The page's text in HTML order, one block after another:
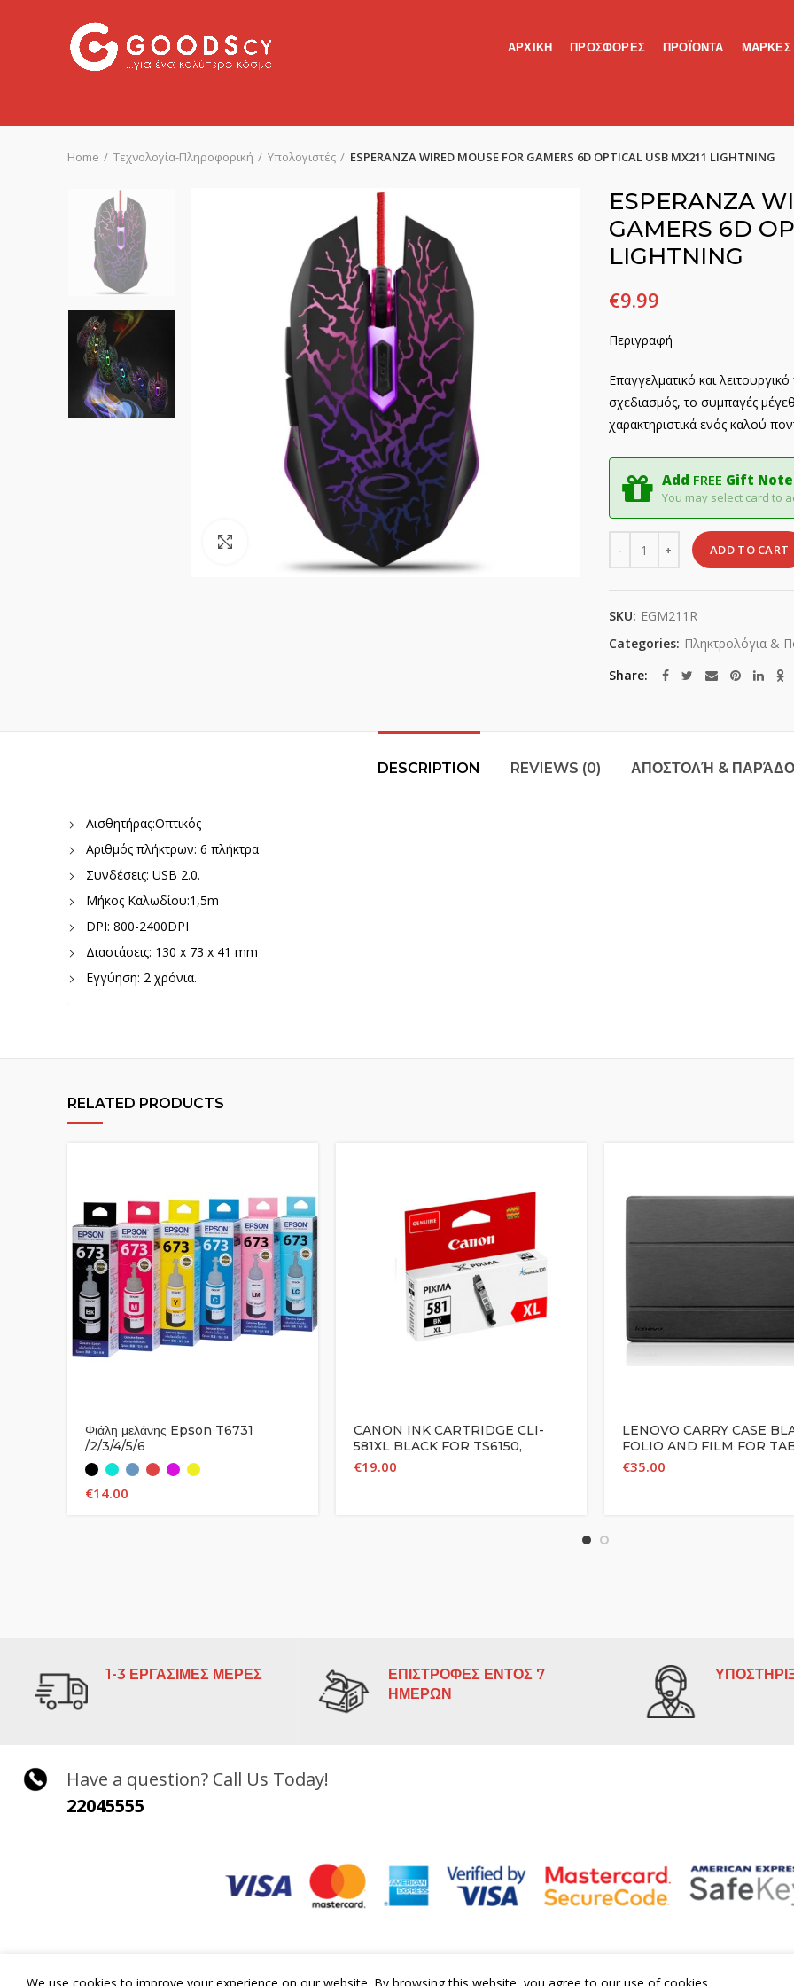
ΑΡΧΙΚΗ ΠΡΟΣΦΟΡΕΣ ΠΡΟΪΟΝΤΑ ΜΑΡΚΕΣ
Home Τεχνολογία-Πληροφορική Υπολογιστές ESPERANZA WIRED MOUSE FOR GAMERS 6D OPTICAL USB MX211 LIGHTNING
Click to enlarge
ESPERANZA
GAMERS 6D
LIGHTNING
€9.99
Περιγραφή
Επαγγελματικό και
σχεδιασμός, το συμπαγές
χαρακτηριστικά ενός καλού
Add FREE Gift Note
You may select card to
ADD TO CART
SKU: EGM211R
Categories: Πληκτρολόγια &
Share
DESCRIPTION REVIEWS (0) ΑΠΟΣΤΟΛΉ &
Αισθητήρας:Οπτικός
Αριθμός πλήκτρων: 6 πλήκτρα
Συνδέσεις: USB 2.0.
Μήκος Καλωδίου:1,5m
DPI: 800-2400DPI
Διαστάσεις: 130 x 73 x 41 mm
Εγγύηση: 2 χρόνια.
RELATED PRODUCTS
Φιάλη μελάνης Epson T6731
/2/3/4/5/6
€14.00
CANON INK CARTRIDGE CLI-
581XL BLACK FOR TS6150,
TS8150, TS9150, TR8550
€19.00
LENOVO CARRY CASE
FOLIO AND FILM FOR
10” S6000
€35.00
1-3 ΕΡΓΑΣΙΜΕΣ ΜΕΡΕΣ
ΕΠΙΣΤΡΟΦΕΣ ΕΝΤΟΣ 7
ΗΜΕΡΩΝ
Have a question? Call Us Today!
22045555